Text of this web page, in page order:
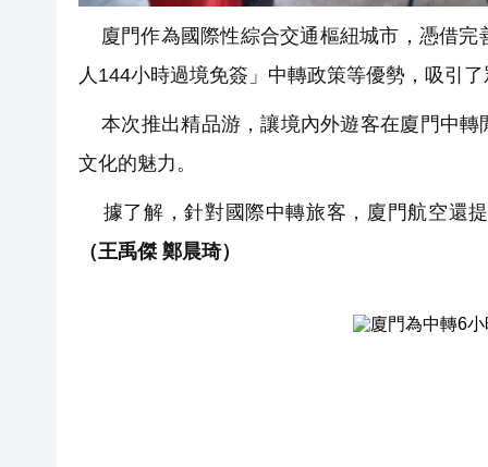
廈門作為國際性綜合交通樞紐城市，憑借完
人144小時過境免簽」中轉政策等優勢，吸引
本次推出精品游，讓境內外遊客在廈門中轉
文化的魅力。
據了解，針對國際中轉旅客，廈門航空還
（王禹傑 鄭晨琦）